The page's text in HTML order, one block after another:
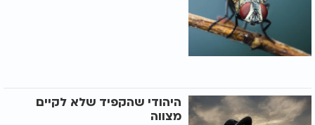
היהודי שהקפיד שלא לקיים
מצווה